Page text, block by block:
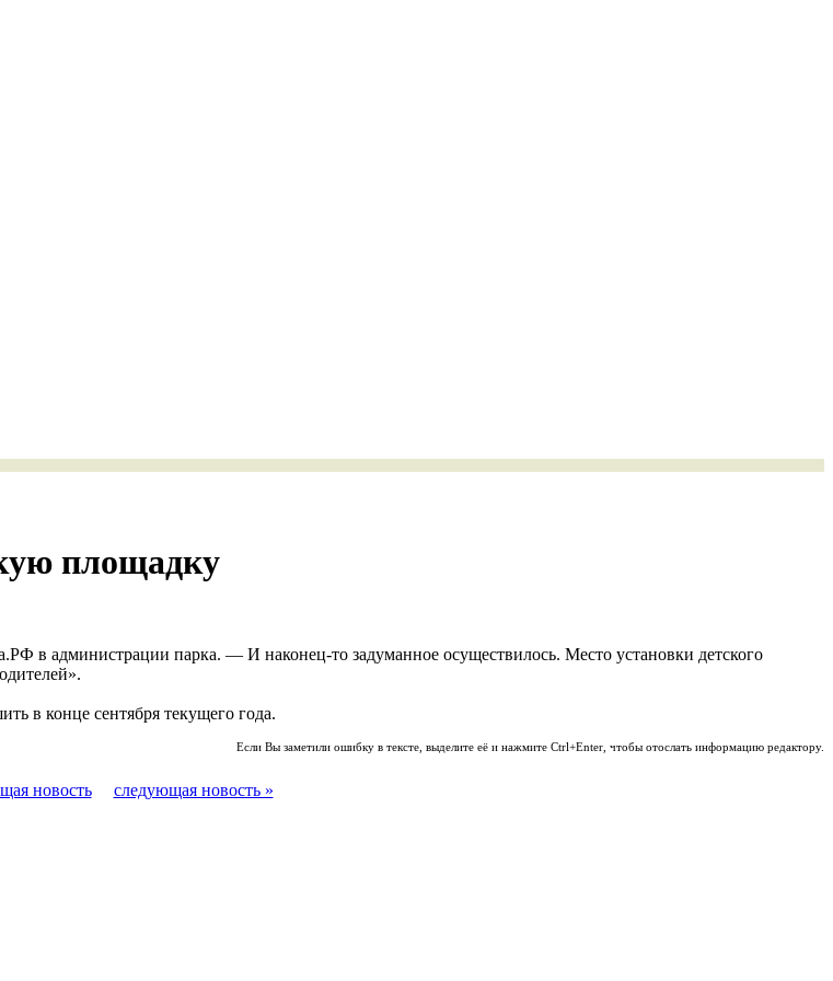
площадку
в администрации парка. — И наконец-то задуманное осуществилось. Место установки детского
в конце сентября текущего года.
Если Вы заметили ошибку в тексте, выделите её и нажмите Ctrl+Enter, чтобы отослать информацию редактору.
новость следующая новость »